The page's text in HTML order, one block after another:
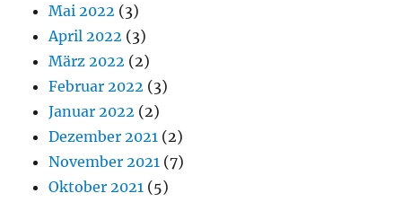
Mai 2022 (3)
April 2022 (3)
März 2022 (2)
Februar 2022 (3)
Januar 2022 (2)
Dezember 2021 (2)
November 2021 (7)
Oktober 2021 (5)